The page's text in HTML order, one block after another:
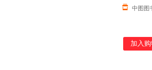
中图图
加入